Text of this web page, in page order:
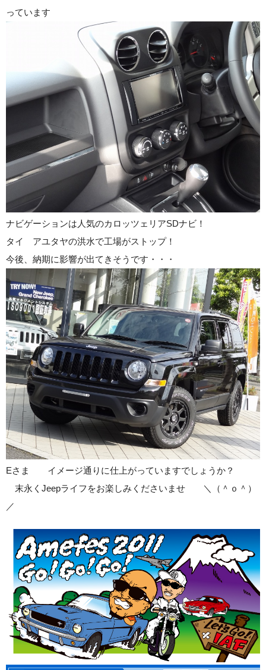
っています
ナビゲーションは人気のカロッツェリアSDナビ！
タイ アユタヤの洪水で工場がストップ！
今後、納期に影響が出てきそうです・・・
Eさま イメージ通りに仕上がっていますでしょうか？
末永くJeepライフをお楽しみくださいませ ＼（＾ｏ＾）
／